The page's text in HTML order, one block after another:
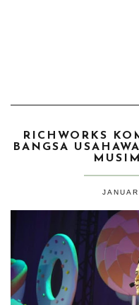
RICHWORKS
BANGSA